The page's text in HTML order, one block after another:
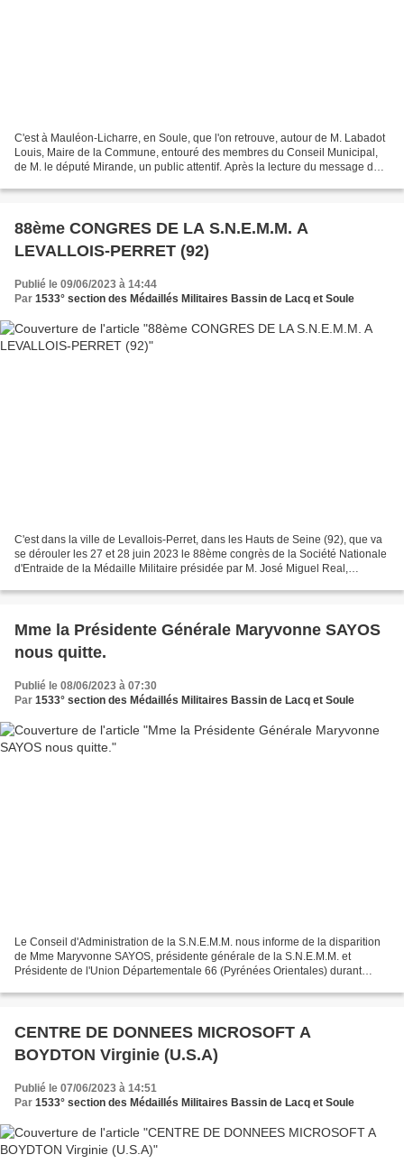
C'est à Mauléon-Licharre, en Soule, que l'on retrouve, autour de M. Labadot
Louis, Maire de la Commune, entouré des membres du Conseil Municipal,
de M. le député Mirande, un public attentif. Après la lecture du message du
88ème CONGRES DE LA S.N.E.M.M. A
LEVALLOIS-PERRET (92)
Publié le 09/06/2023 à 14:44
Par 1533° section des Médaillés Militaires Bassin de Lacq et Soule
C'est dans la ville de Levallois-Perret, dans les Hauts de Seine (92), que va
se dérouler les 27 et 28 juin 2023 le 88ème congrès de la Société Nationale
d'Entraide de la Médaille Militaire présidée par M. José Miguel Real,
Mme la Présidente Générale Maryvonne SAYOS
nous quitte.
Publié le 08/06/2023 à 07:30
Par 1533° section des Médaillés Militaires Bassin de Lacq et Soule
Le Conseil d'Administration de la S.N.E.M.M. nous informe de la disparition
de Mme Maryvonne SAYOS, présidente générale de la S.N.E.M.M. et
Présidente de l'Union Départementale 66 (Pyrénées Orientales) durant
CENTRE DE DONNEES MICROSOFT A
BOYDTON Virginie (U.S.A)
Publié le 07/06/2023 à 14:51
Par 1533° section des Médaillés Militaires Bassin de Lacq et Soule